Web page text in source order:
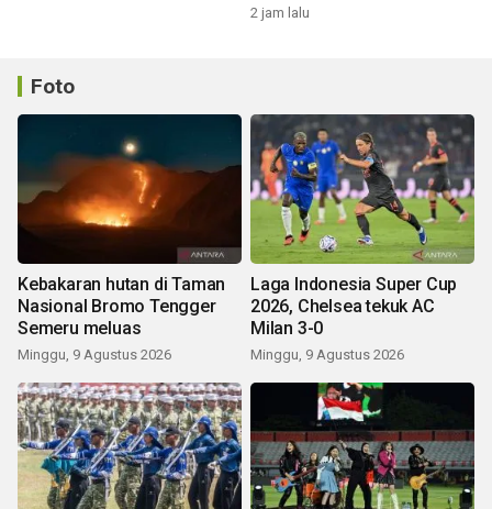
2 jam lalu
Foto
Kebakaran hutan di Taman
Nasional Bromo Tengger
Semeru meluas
Minggu, 9 Agustus 2026
Laga Indonesia Super Cup
2026, Chelsea tekuk AC
Milan 3-0
Minggu, 9 Agustus 2026